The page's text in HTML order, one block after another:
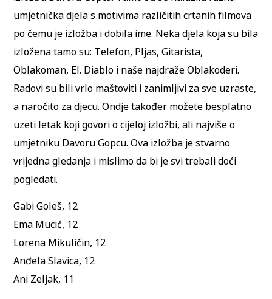
umjetnička djela s motivima različitih crtanih filmova
po čemu je izložba i dobila ime. Neka djela koja su bila
izložena tamo su: Telefon, Pljas, Gitarista,
Oblakoman, El. Diablo i naše najdraže Oblakoderi.
Radovi su bili vrlo maštoviti i zanimljivi za sve uzraste,
a naročito za djecu. Ondje također možete besplatno
uzeti letak koji govori o cijeloj izložbi, ali najviše o
umjetniku Davoru Gopcu. Ova izložba je stvarno
vrijedna gledanja i mislimo da bi je svi trebali doći
pogledati.
Gabi Goleš, 12
Ema Mucić, 12
Lorena Mikuličin, 12
Anđela Slavica, 12
Ani Zeljak, 11